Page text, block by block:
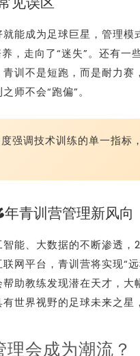
能成为足球巨星，管理
，走向了“迷失”。还有
训不是短跑，而是耐力
师不会“跑偏”。
强调技术训练的单一指标
青训营管理新风向
能、大数据的不断渗透
网平台，青训营将实现“
助教练发现潜在天才，
世界视野的足球未来之星
会成为潮流？